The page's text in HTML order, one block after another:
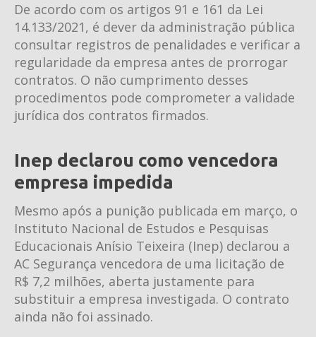
De acordo com os artigos 91 e 161 da Lei
14.133/2021, é dever da administração pública
consultar registros de penalidades e verificar a
regularidade da empresa antes de prorrogar
contratos. O não cumprimento desses
procedimentos pode comprometer a validade
jurídica dos contratos firmados.
Inep declarou como vencedora
empresa impedida
Mesmo após a punição publicada em março, o
Instituto Nacional de Estudos e Pesquisas
Educacionais Anísio Teixeira (Inep) declarou a
AC Segurança vencedora de uma licitação de
R$ 7,2 milhões, aberta justamente para
substituir a empresa investigada. O contrato
ainda não foi assinado.